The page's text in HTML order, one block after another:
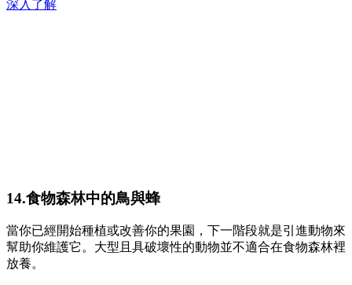
深入了解
14.食物森林中的鳥與蜂
當你已經開始種植或改善你的果園，下一階段就是引進動物來
幫助你維護它。大型且具破壞性的動物並不適合在食物森林裡
放養。